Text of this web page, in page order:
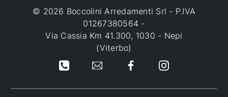
© 2026 Boccolini Arredamenti Srl - P.IVA
01267380564 -
Via Cassia Km 41.300, 1030 - Nepi
(Viterbo)